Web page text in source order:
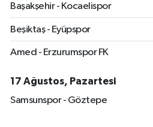
Başakşehir - Kocaelispor
Beşiktaş - Eyüpspor
Amed - Erzurumspor FK
17 Ağustos, Pazartesi
Samsunspor - Göztepe